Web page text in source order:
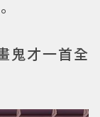
鬼才一首全